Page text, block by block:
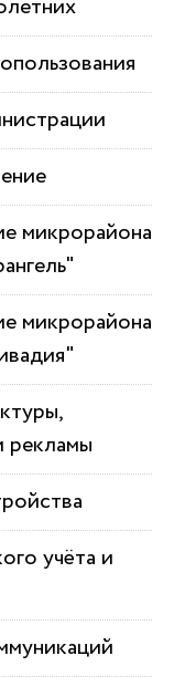
микрорайона
микрорайона
рекламы
учёта и